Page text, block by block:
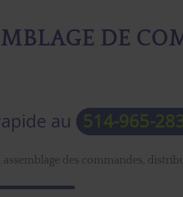
DE
au 514-965-
assemblage des commandes,